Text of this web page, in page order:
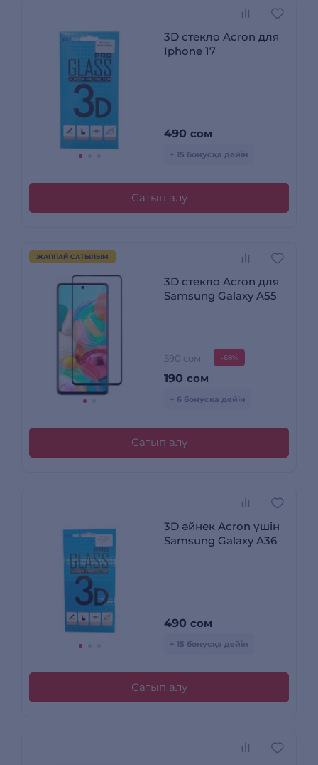
3D стекло Acron для
Iphone 17
490 сом
+ 15 бонусқа дейін
Сатып алу
ЖАППАЙ САТЫЛЫМ
3D стекло Acron для
Samsung Galaxy A55
590 сом -68%
190 сом
+ 6 бонусқа дейін
Сатып алу
3D әйнек Acron үшін
Samsung Galaxy A36
490 сом
+ 15 бонусқа дейін
Сатып алу